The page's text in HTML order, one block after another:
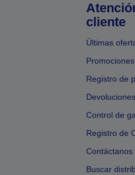
cliente
Últimas
Registro de
Devoluciones
Control de
Registro de
Contáctanos
Buscar